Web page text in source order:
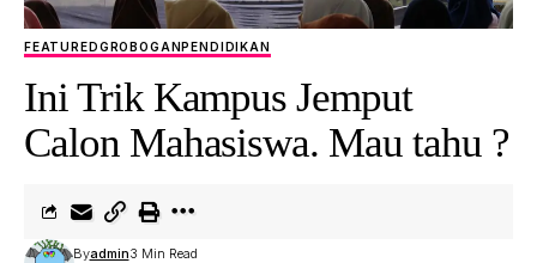
FEATUREDGROBOGANPENDIDIKAN
Ini Trik Kampus Jemput
Calon Mahasiswa. Mau tahu ?
Byadmin3 Min Read